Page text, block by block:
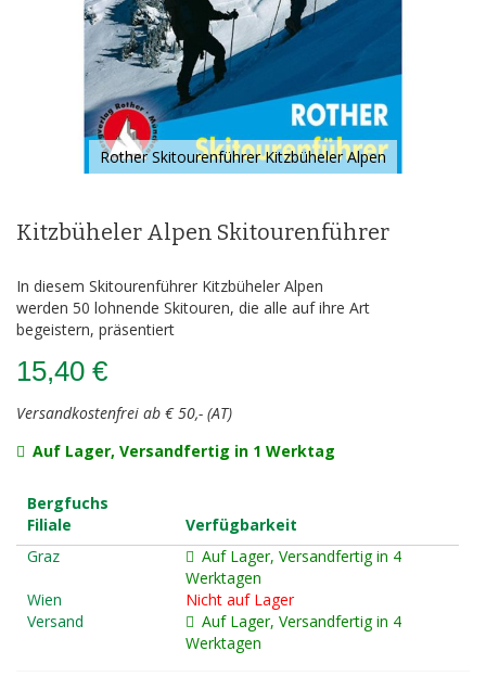
Rother Skitourenführer Kitzbüheler Alpen
der
Kitzbüheler Alpen Skitourenführer
In diesem Skitourenführer Kitzbüheler Alpen
werden 50 lohnende Skitouren, die alle auf ihre Art
begeistern, präsentiert
15,40 €
Versandkostenfrei ab € 50,- (AT)
Auf Lager, Versandfertig in 1 Werktag
Bergfuchs
Filiale
Verfügbarkeit
Graz
Auf Lager, Versandfertig in 4
Werktagen
Wien
Nicht auf Lager
Versand
Auf Lager, Versandfertig in 4
Werktagen